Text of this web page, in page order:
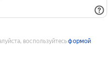
воспользуйтесьформой